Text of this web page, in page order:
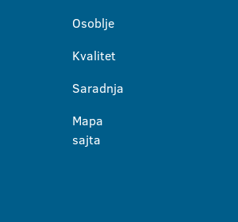
Osoblje
Kvalitet
Saradnja
Mapa
sajta